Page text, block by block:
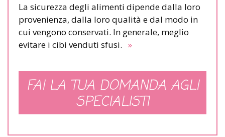
La sicurezza degli alimenti dipende dalla loro
provenienza, dalla loro qualità e dal modo in
cui vengono conservati. In generale, meglio
evitare i cibi venduti sfusi. »
FAI LA TUA DOMANDA AGLI
SPECIALISTI